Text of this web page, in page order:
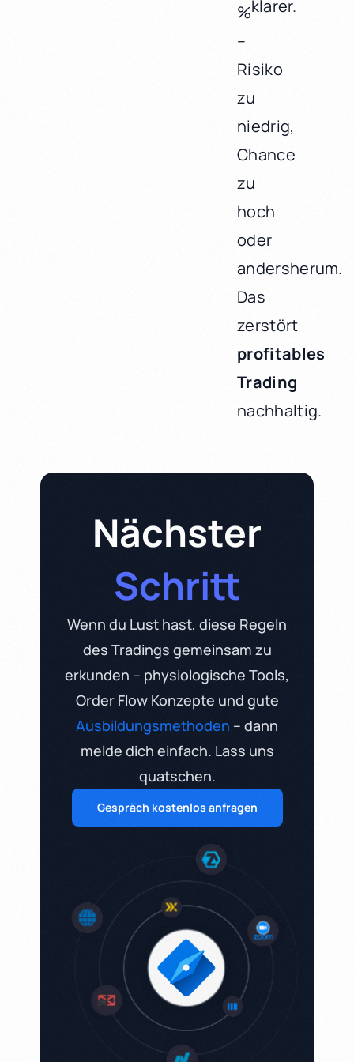
%
–
Risiko
zu
niedrig,
Chance
zu
hoch
oder
andersherum.
Das
zerstört
profitables
Trading
nachhaltig.
klarer.
Nächster
Schritt
Wenn du Lust hast, diese Regeln
des Tradings gemeinsam zu
erkunden – physiologische Tools,
Order Flow Konzepte und gute
Ausbildungsmethoden – dann
melde dich einfach. Lass uns
quatschen.
Gespräch kostenlos anfragen